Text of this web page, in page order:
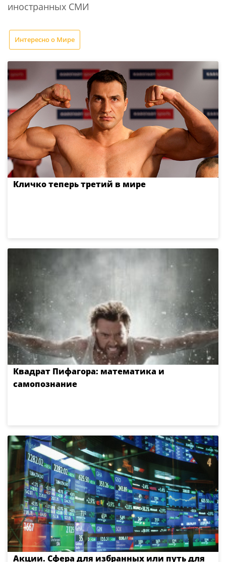
иностранных СМИ
Интересно о Мире
Кличко теперь третий в мире
Квадрат Пифагора: математика и
самопознание
Акции. Сфера для избранных или путь для